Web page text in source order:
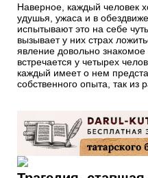
Наверное, каждый человек
удушья, ужаса и в
испытывают это на себе
вызывает у них страх
явление довольно знакомое
встречается у четырех
каждый имеет о нем
собственного опыта, так из